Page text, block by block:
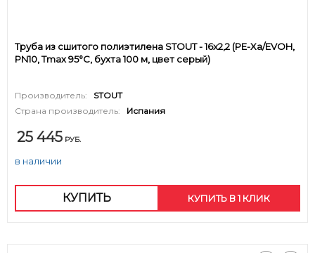
Труба из сшитого полиэтилена STOUT - 16x2,2 (PE-Xa/EVOH,
PN10, Tmax 95°C, бухта 100 м, цвет серый)
Производитель:
STOUT
Страна производитель:
Испания
25 445 РУБ.
в наличии
КУПИТЬ КУПИТЬ В 1 КЛИК